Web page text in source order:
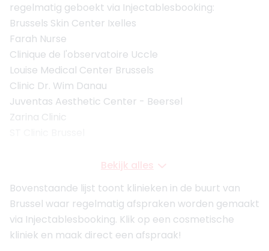
regelmatig geboekt via Injectablesbooking:
Brussels Skin Center Ixelles
Farah Nurse
Clinique de l'observatoire Uccle
Louise Medical Center Brussels
Clinic Dr. Wim Danau
Juventas Aesthetic Center - Beersel
Zarina Clinic
Bekijk alles
Bovenstaande lijst toont klinieken in de buurt van
Brussel waar regelmatig afspraken worden gemaakt
via Injectablesbooking. Klik op een cosmetische
kliniek en maak direct een afspraak!